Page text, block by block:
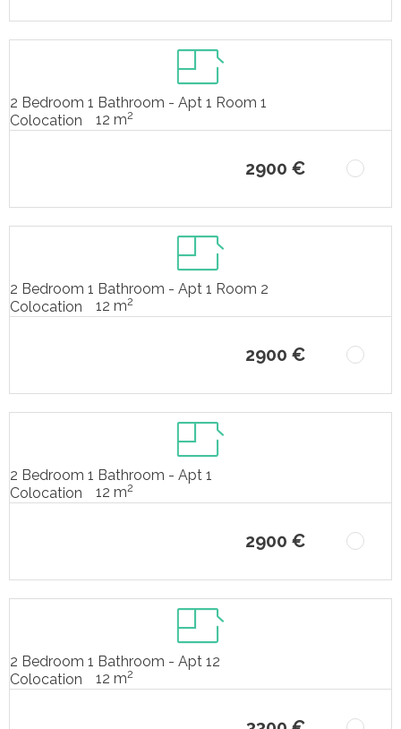
2 Bedroom 1 Bathroom - Apt 1 Room 1
Colocation
12 m2
2900 €
2 Bedroom 1 Bathroom - Apt 1 Room 2
Colocation
12 m2
2900 €
2 Bedroom 1 Bathroom - Apt 1
Colocation
12 m2
2900 €
2 Bedroom 1 Bathroom - Apt 12
Colocation
12 m2